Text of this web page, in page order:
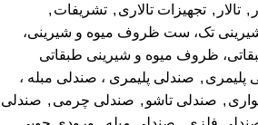
, تالار , تجهیزات تالاری , تشریفات ,
تک، ست ظروف میوه و شیرینی،
ظروف میوه و شیرینی طبقاتی
پلیمری , صندلی پلیمری ، صندلی مبله ،
, صندلی تاشو , صندلی چرمی , صندلی